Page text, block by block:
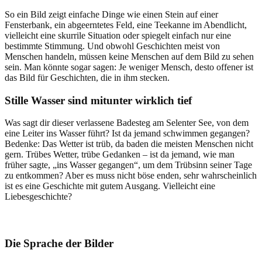
So ein Bild zeigt einfache Dinge wie einen Stein auf einer
Fensterbank, ein abgeerntetes Feld, eine Teekanne im Abendlicht,
vielleicht eine skurrile Situation oder spiegelt einfach nur eine
bestimmte Stimmung. Und obwohl Geschichten meist von
Menschen handeln, müssen keine Menschen auf dem Bild zu sehen
sein. Man könnte sogar sagen: Je weniger Mensch, desto offener ist
das Bild für Geschichten, die in ihm stecken.
Stille Wasser sind mitunter wirklich tief
Was sagt dir dieser verlassene Badesteg am Selenter See, von dem
eine Leiter ins Wasser führt? Ist da jemand schwimmen gegangen?
Bedenke: Das Wetter ist trüb, da baden die meisten Menschen nicht
gern. Trübes Wetter, trübe Gedanken – ist da jemand, wie man
früher sagte, „ins Wasser gegangen“, um dem Trübsinn seiner Tage
zu entkommen? Aber es muss nicht böse enden, sehr wahrscheinlich
ist es eine Geschichte mit gutem Ausgang. Vielleicht eine
Liebesgeschichte?
Die Sprache der Bilder